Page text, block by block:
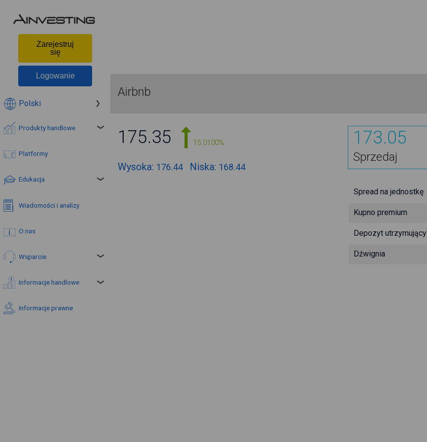
Zarejestruj
się
Logowanie
Polski
Produkty handlowe
Platformy
Edukacja
Wiadomości i analizy
O nas
Wsparcie
Informacje handlowe
Informacje prawne
Airbnb
175.35 15.0100%
Wysoka: 176.44 Niska: 168.44
173.05
Sprzedaj
Spread na jednostkę
Kupno premium
Depozyt utrzymujący
Dźwignia